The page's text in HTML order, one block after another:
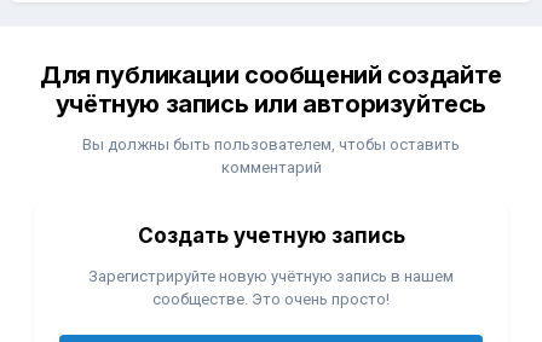
Для публикации сообщений создайте
учётную запись или авторизуйтесь
Вы должны быть пользователем, чтобы оставить
комментарий
Создать учетную запись
Зарегистрируйте новую учётную запись в нашем
сообществе. Это очень просто!